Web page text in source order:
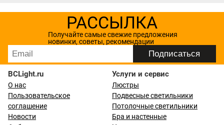
РАССЫЛКА
Получайте самые свежие предложения
новинки, советы, рекомендации
BCLight.ru
О нас
Пользовательское
соглашение
Новости
Услуги и сервис
Люстры
Подвесные светильники
Потолочные светильники
Бра и настенные